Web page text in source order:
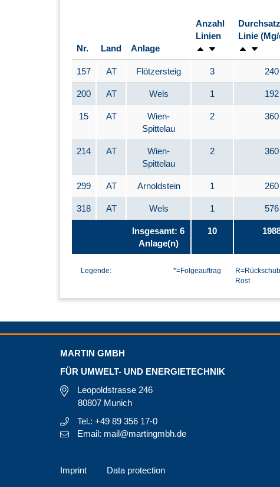
Nr. Land Anlage
Anzahl
Linien
Linie
157 AT Flötzersteig 3 240
200 AT Wels 1 192
15 AT
Wien-
Spittelau
2 360
214 AT
Wien-
Spittelau
2 360
299 AT Arnoldstein 1 260
318 AT Wels 1 576
Insgesamt: 6
Anlage(n)
10
Legende: *=Folgeauftrag
Rost
MARTIN GMBH
FÜR UMWELT- UND ENERGIETECHNIK
Leopoldstrasse 246
80807 Munich
Tel.: +49 89 356 17-0
Email: mail@martingmbh.de
Imprint Data protection